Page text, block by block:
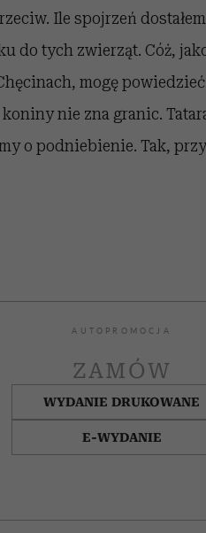
Ile spojrzeń
do tych zwierząt. Cóż,
mogę
nie zna granic.
o podniebienie. Tak,
AUTOPROMOCJA
ZAMÓW
WYDANIE DRUKOWANE
E-WYDANIE